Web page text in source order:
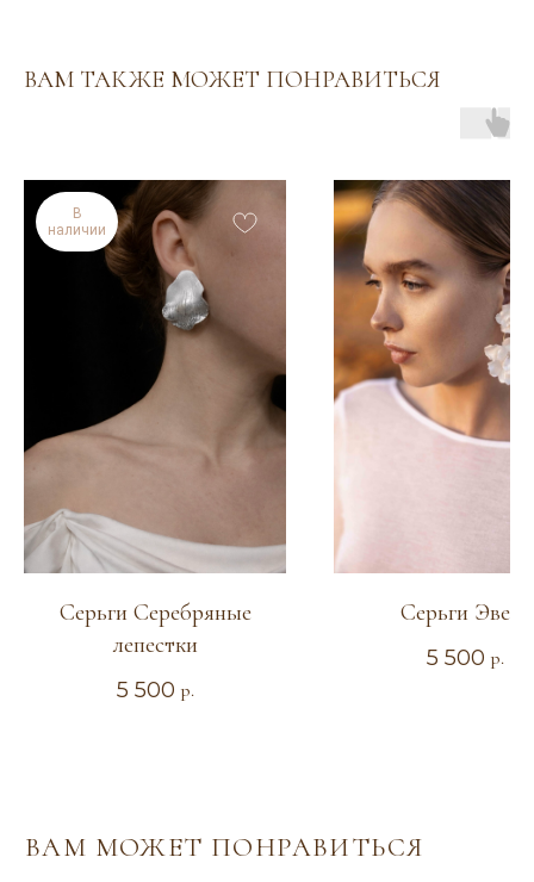
ВАМ ТАКЖЕ МОЖЕТ ПОНРАВИТЬСЯ
В
наличии
Серьги Серебряные
лепестки
5 500 р.
Серьги Эвета
5 500 р.
Венуться в каталог
ИНДИВИДУАЛЬНЫЙ
ЗАКАЗ